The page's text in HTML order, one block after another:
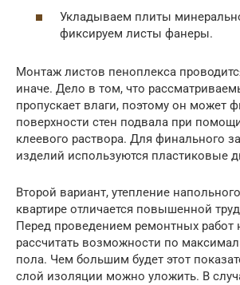
Укладываем плиты
фиксируем листы фанеры.
Монтаж листов пеноплекса
иначе. Дело в том, что
пропускает влаги, поэтому он может
поверхности стен подвала при
клеевого раствора. Для финального
изделий используются пластиковые
Второй вариант, утепление
квартире отличается повышенной
Перед проведением ремонтных работ
рассчитать возможности по
пола. Чем большим будет этот
слой изоляции можно уложить. В